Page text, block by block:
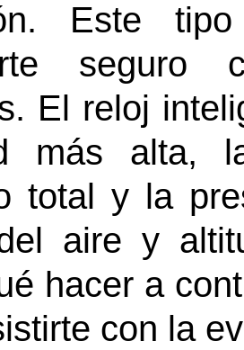
Este
seguro
El reloj
más alta,
total y la
aire y
hacer a
con la